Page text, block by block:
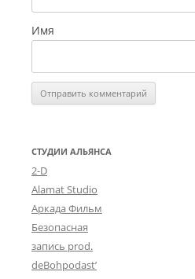
Имя
СТУДИИ АЛЬЯНСА
2-D
Alamat Studio
Аркада Фильм
Безопасная
запись prod.
deBohpodast’